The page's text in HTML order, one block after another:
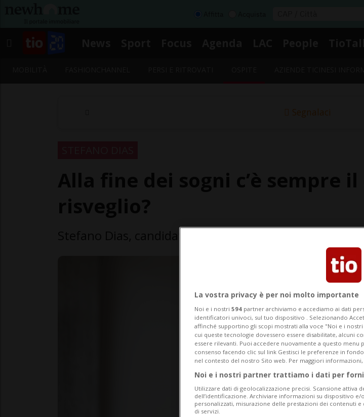
Segnalaci
La vostra privacy è per noi molto importante
Noi e i nostri 594 partner archiviamo e accediamo ai dati
identificatori univoci, sul tuo dispositivo . Selezionando
affinché supportino gli scopi mostrati alla voce "Noi e i
cui queste tecnologie dovessero essere disabilitate, alcuni
essere rilevanti. Puoi accedere nuovamente a questo
consenso facendo clic sul link Gestisci le preferenze in
nel contesto del nostro Sito web. Per maggiori
Noi e i nostri partner trattiamo i dati per
Utilizzare dati di geolocalizzazione precisi. Scansione attiva
dell’identificazione. Archiviare informazioni su dispositivo
personalizzati, misurazione delle prestazioni dei contenuti
di servizi.